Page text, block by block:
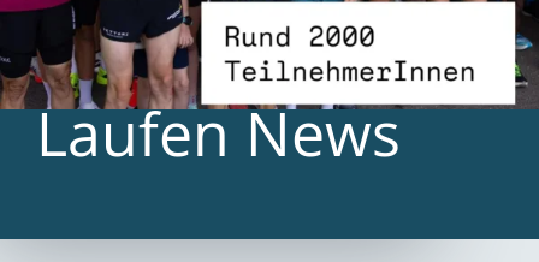
Laufen News